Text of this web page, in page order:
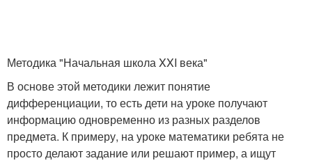
Методика "Начальная школа XXI века"
В основе этой методики лежит понятие
дифференциации, то есть дети на уроке получают
информацию одновременно из разных разделов
предмета. К примеру, на уроке математики ребята не
просто делают задание или решают пример, а ищут